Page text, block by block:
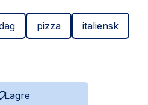
pizza italiensk
Lagre